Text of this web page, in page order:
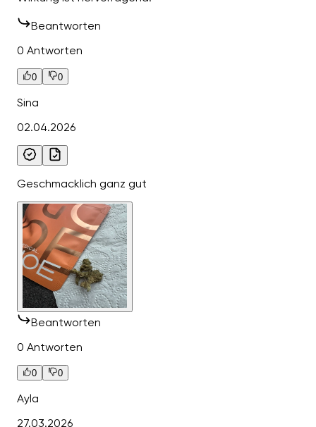
Beantworten
0 Antworten
0 0
Sina
02.04.2026
Geschmacklich ganz gut
Beantworten
0 Antworten
0 0
Ayla
27.03.2026